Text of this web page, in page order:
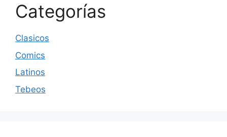
Categorías
Clasicos
Comics
Latinos
Tebeos